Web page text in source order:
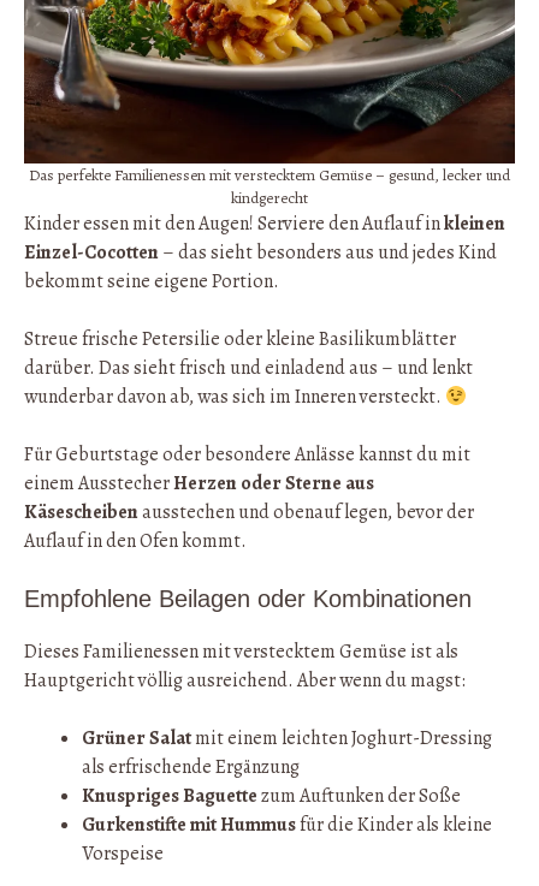
Das perfekte Familienessen mit verstecktem Gemüse – gesund, lecker und
kindgerecht
Kinder essen mit den Augen! Serviere den Auflauf inkleinen
Einzel-Cocotten– das sieht besonders aus und jedes Kind
bekommt seine eigene Portion.
Streue frische Petersilie oder kleine Basilikumblätter
darüber. Das sieht frisch und einladend aus – und lenkt
wunderbar davon ab, was sich im Inneren versteckt.
Für Geburtstage oder besondere Anlässe kannst du mit
einem AusstecherHerzen oder Sterne aus
Käsescheibenausstechen und obenauf legen, bevor der
Auflauf in den Ofen kommt.
Empfohlene Beilagen oder Kombinationen
Dieses Familienessen mit verstecktem Gemüse ist als
Hauptgericht völlig ausreichend. Aber wenn du magst:
Grüner Salatmit einem leichten Joghurt-Dressing
als erfrischende Ergänzung
Knuspriges Baguettezum Auftunken der Soße
Gurkenstifte mit Hummusfür die Kinder als kleine
Vorspeise